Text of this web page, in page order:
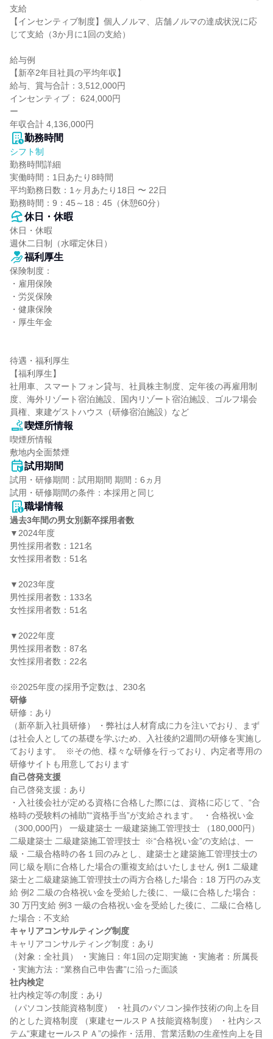
支給
【インセンティブ制度】個人ノルマ、店舗ノルマの達成状況に応
じて支給（3か月に1回の支給）
給与例
【新卒2年目社員の平均年収】
給与、賞与合計：3,512,000円
インセンティブ： 624,000円
ー
年収合計 4,136,000円
勤務時間
シフト制
勤務時間詳細
実働時間：1日あたり8時間
平均勤務日数：1ヶ月あたり18日 〜 22日
勤務時間：9：45～18：45（休憩60分）
休日・休暇
休日・休暇
週休二日制（水曜定休日）
福利厚生
保険制度：
・雇用保険
・労災保険
・健康保険
・厚生年金
待遇・福利厚生
【福利厚生】
社用車、スマートフォン貸与、社員株主制度、定年後の再雇用制
度、海外リゾート宿泊施設、国内リゾート宿泊施設、ゴルフ場会
員権、東建ゲストハウス（研修宿泊施設）など
喫煙所情報
喫煙所情報
敷地内全面禁煙
試用期間
試用・研修期間：試用期間 期間：6ヵ月
職場情報
過去3年間の男女別新卒採用者数
▼2024年度
男性採用者数：121名
女性採用者数：51名
▼2023年度
男性採用者数：133名
女性採用者数：51名
▼2022年度
男性採用者数：87名
女性採用者数：22名
研修
研修：あり
（新卒新入社員研修） ・弊社は人材育成に力を注いでおり、まず
は社会人としての基礎を学ぶため、入社後約2週間の研修を実施し
ております。  ※その他、様々な研修を行っており、内定者専用の
自己啓発支援
自己啓発支援：あり
・入社後会社が定める資格に合格した際には、資格に応じて、“合
格時の受験料の補助”“資格手当”が支給されます。  ・合格祝い金
（300,000円） 一級建築士 一級建築施工管理技士 （180,000円）
二級建築士 二級建築施工管理技士  ※“合格祝い金”の支給は、一
級・二級合格時の各１回のみとし、建築士と建築施工管理技士の
同じ級を順に合格した場合の重複支給はいたしません 例1 二級建
築士と二級建築施工管理技士の両方合格した場合：18 万円のみ支
給 例2 二級の合格祝い金を受給した後に、一級に合格した場合：
30 万円支給 例3 一級の合格祝い金を受給した後に、二級に合格し
キャリアコンサルティング制度
キャリアコンサルティング制度：あり
（対象：全社員） ・実施日：年1回の定期実施 ・実施者：所属長
社内検定
社内検定等の制度：あり
（パソコン技能資格制度） ・社員のパソコン操作技術の向上を目
的とした資格制度 （東建セールスＰＡ技能資格制度） ・社内シス
テム“東建セールスＰＡ”の操作・活用、営業活動の生産性向上を目